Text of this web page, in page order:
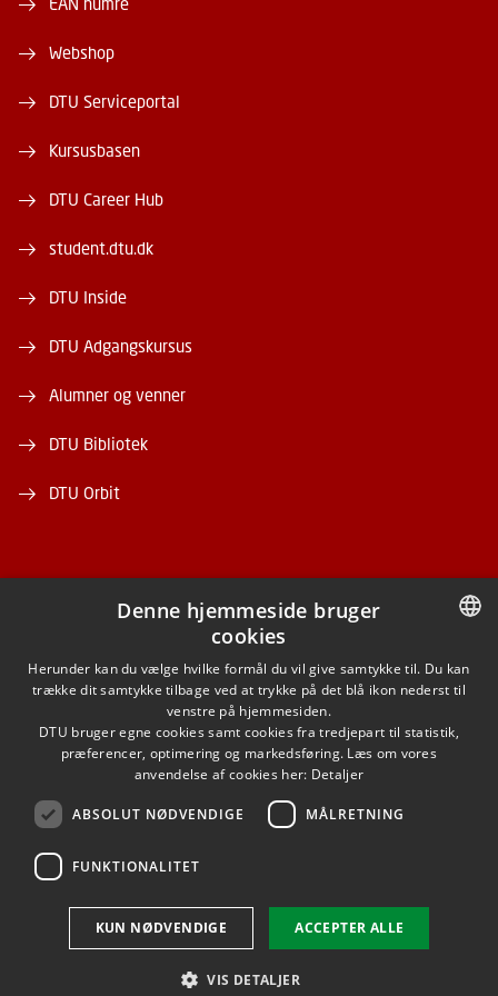
Webshop
DTU Serviceportal
Kursusbasen
DTU Career Hub
student.dtu.dk
DTU Inside
DTU Adgangskursus
Alumner og venner
DTU Bibliotek
DTU Orbit
FACEBOOK
INSTAGRAM
LINKEDIN
YOUTUBE
Tilgængelighedserklæring
DANISH
ENGLISH
Denne hjemmeside bruger
cookies
Herunder kan du vælge hvilke formål du vil give samtykke til. Du kan
trække dit samtykke tilbage ved at trykke på det blå ikon nederst til
venstre på hjemmesiden.
DTU bruger egne cookies samt cookies fra tredjepart til statistik,
præferencer, optimering og markedsføring. Læs om vores
anvendelse af cookies her: Detaljer
ABSOLUT NØDVENDIGE MÅLRETNING
FUNKTIONALITET
ACCEPTER ALLE
KUN NØDVENDIGE
VIS DETALJER